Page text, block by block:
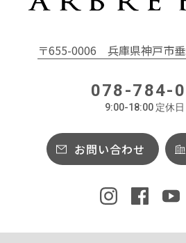
〒655-0006 兵庫県神戸市
078-784-
9:00-18:00 定休日
お問い合わせ